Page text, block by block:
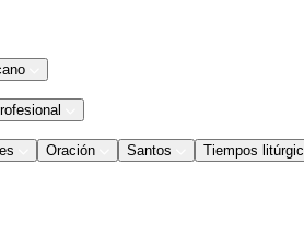
Oración Santos Tiempos